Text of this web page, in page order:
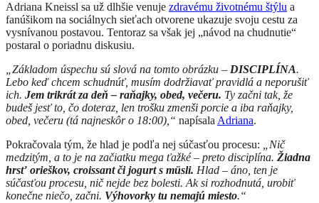
Adriana Kneissl sa už dlhšie venuje zdravému životnému štýlu a
fanúšikom na sociálnych sieťach otvorene ukazuje svoju cestu za
vysnívanou postavou. Tentoraz sa však jej „návod na chudnutie“
postaral o poriadnu diskusiu.
„Základom úspechu sú slová na tomto obrázku – DISCIPLÍNA.
Lebo keď chcem schudnúť, musím dodržiavať pravidlá a neporušiť
ich. Jem trikrát za deň – raňajky, obed, večeru. Ty začni tak, že
budeš jesť to, čo doteraz, len trošku zmenši porcie a iba raňajky,
obed, večeru (tá najneskôr o 18:00),“ napísala Adriana.
Pokračovala tým, že hlad je podľa nej súčasťou procesu:
„Nič
medzitým, a to je na začiatku mega ťažké – preto disciplína. Žiadna
hrsť orieškov, croissant či jogurt s müsli. Hlad – áno, ten je
súčasťou procesu, nič nejde bez bolesti. Ak si rozhodnutá, urobiť
konečne niečo, začni. Výhovorky tu nemajú miesto.“